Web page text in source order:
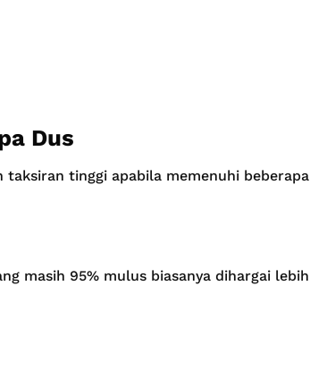
Dus
tinggi apabila memenuhi beberapa
masih 95% mulus biasanya dihargai lebih